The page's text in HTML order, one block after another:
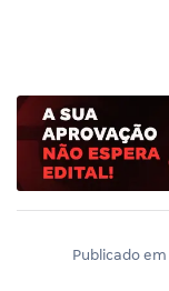
Publicado em